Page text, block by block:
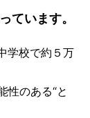
ています。
学校で約５万
性のある“と